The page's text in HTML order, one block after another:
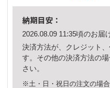
納期目安：
2026.08.09 11:35頃のお届
決済方法が、クレジット
す。その他の決済方法の
さい。
※土・日・祝日の注文の場